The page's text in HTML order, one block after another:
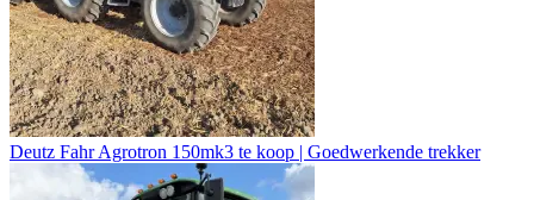
Deutz Fahr Agrotron 150mk3 te koop | Goedwerkende trekker